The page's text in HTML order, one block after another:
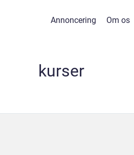
Annoncering Om os
kurser